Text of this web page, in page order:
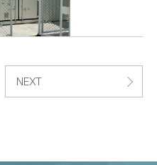
NEXT